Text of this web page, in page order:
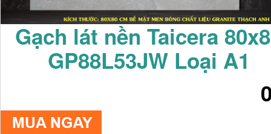
Gạch lát nền Taicera
GP88L53JW Loại A1